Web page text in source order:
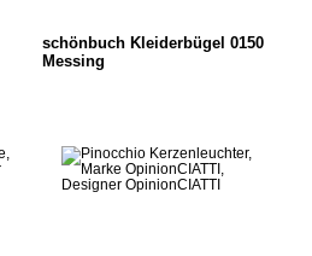
schönbuch Kleiderbügel 0150
Messing